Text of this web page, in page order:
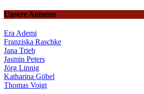
Unsere Autoren
Era Ademi
Franziska Raschke
Jana Trieb
Jasmin Peters
Jörg Linnig
Katharina Göbel
Thomas Voigt